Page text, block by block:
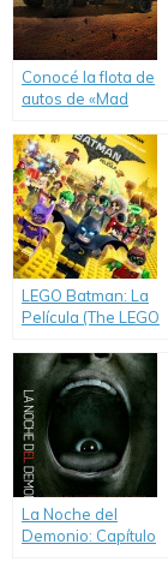
Conocé la flota de
autos de «Mad
Camino».
LEGO Batman: La
Película (The LEGO
La Noche del
Demonio: Capítulo